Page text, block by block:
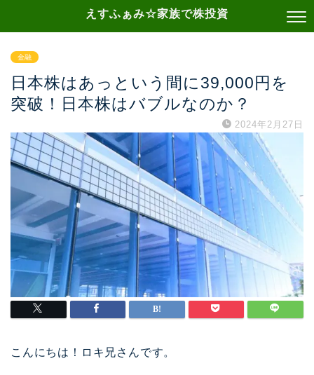
えすふぁみ☆家族で株投資
金融
日本株はあっという間に39,000円を
突破！日本株はバブルなのか？
2024年2月27日
こんにちは！ロキ兄さんです。